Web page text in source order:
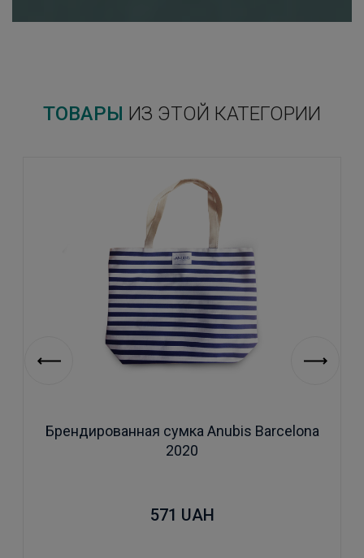
ТОВАРЫ ИЗ ЭТОЙ КАТЕГОРИИ
Брендированная сумка Anubis Barcelona
2020
571 UAH